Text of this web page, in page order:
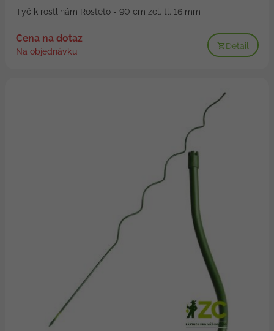
Tyč k rostlinám Rosteto - 90 cm zel. tl. 16 mm
Cena na dotaz
Na objednávku
Detail